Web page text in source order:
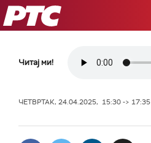
РТС
Читај ми!
ЧЕТВРТАК, 24.04.2025, 15:30 -> 17:35